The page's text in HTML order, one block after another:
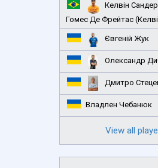
Келвін Сандер
Гомес Де Фрейтас
Євгеній Жук
Олександр
Дмитро
Владлен Чебанюк
View all